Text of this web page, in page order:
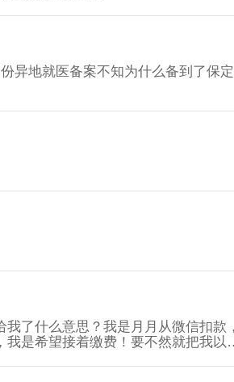
异地就医备案不知为什么备到了保定
了什么意思？我是月月从微信扣款
是希望接着缴费！要不然就把我以